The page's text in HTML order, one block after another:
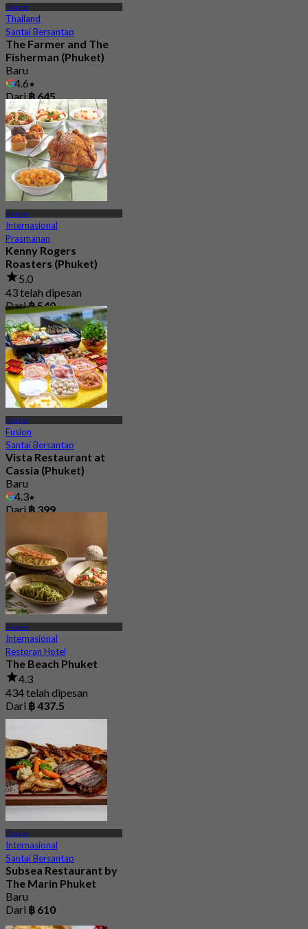
Phuket
Thailand
Santai Bersantap
The Farmer and The
Fisherman (Phuket)
Baru
4.6
Dari฿ 645
Phuket
Internasional
Prasmanan
Kenny Rogers
Roasters (Phuket)
5.0
43 telah dipesan
Dari฿ 540
Phuket
Fusion
Santai Bersantap
Vista Restaurant at
Cassia (Phuket)
Baru
4.3
Dari฿ 399
Phuket
Internasional
Restoran Hotel
The Beach Phuket
4.3
434 telah dipesan
Dari ฿ 437.5
Phuket
Internasional
Santai Bersantap
Subsea Restaurant by
The Marin Phuket
Baru
Dari ฿ 610